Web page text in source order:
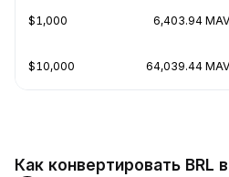
$1,000 6,403.94
$10,000 64,039.44
Как конвертировать BRL